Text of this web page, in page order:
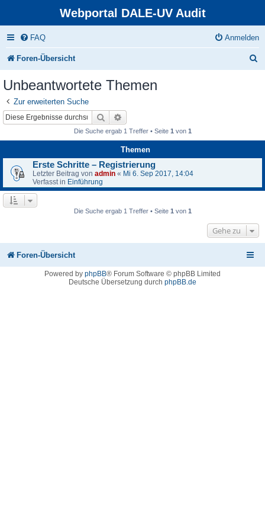
Webportal DALE-UV Audit
FAQ Anmelden
Foren-Übersicht
Unbeantwortete Themen
Zur erweiterten Suche
Suche
Die Suche ergab 1 Treffer • Seite 1 von 1
Themen
Erste Schritte – Registrierung
Letzter Beitrag von admin « Mi 6. Sep 2017, 14:04
Verfasst in Einführung
Die Suche ergab 1 Treffer • Seite 1 von 1
Gehe zu
Foren-Übersicht
Powered by phpBB® Forum Software © phpBB Limited
Deutsche Übersetzung durch phpBB.de